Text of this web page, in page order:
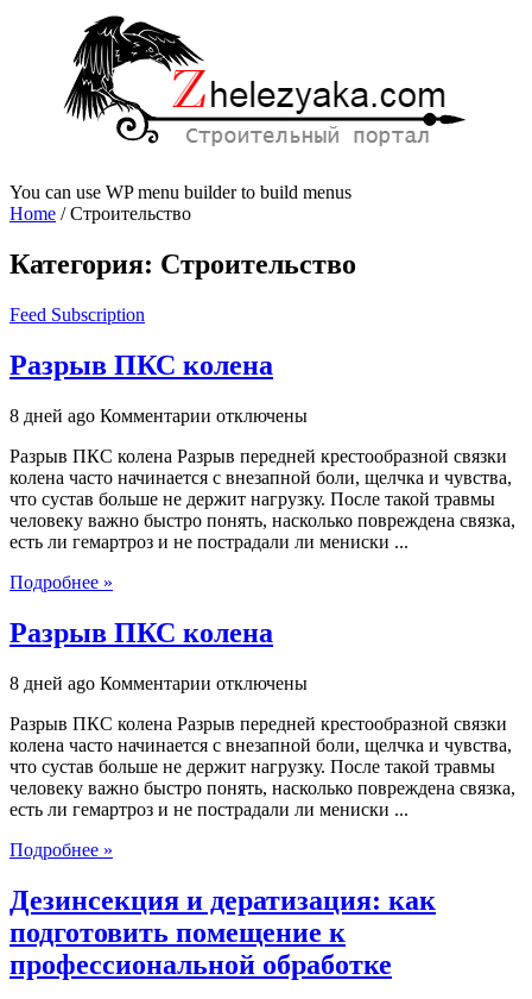
You can use WP menu builder to build menus
Home /Строительство
Категория: Строительство
Feed Subscription
Разрыв ПКС колена
8 дней ago Комментарии к
Разрыв
ПКС
колена
отключены
Разрыв ПКС колена Разрыв передней крестообразной связки
колена часто начинается с внезапной боли, щелчка и чувства,
что сустав больше не держит нагрузку. После такой травмы
человеку важно быстро понять, насколько повреждена связка,
есть ли гемартроз и не пострадали ли мениски ...
Подробнее »
Разрыв ПКС колена
8 дней ago Комментарии к
Разрыв
ПКС
колена
отключены
Разрыв ПКС колена Разрыв передней крестообразной связки
колена часто начинается с внезапной боли, щелчка и чувства,
что сустав больше не держит нагрузку. После такой травмы
человеку важно быстро понять, насколько повреждена связка,
есть ли гемартроз и не пострадали ли мениски ...
Подробнее »
Дезинсекция и дератизация: как
подготовить помещение к
профессиональной обработке